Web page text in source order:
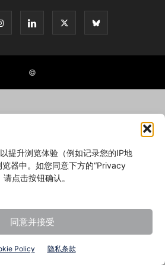
提升浏览体验（例如记录您的IP地
器中。如您同意下方的“Privacy
点击按钮确认。
同意并接受
Policy 隐私条款
©